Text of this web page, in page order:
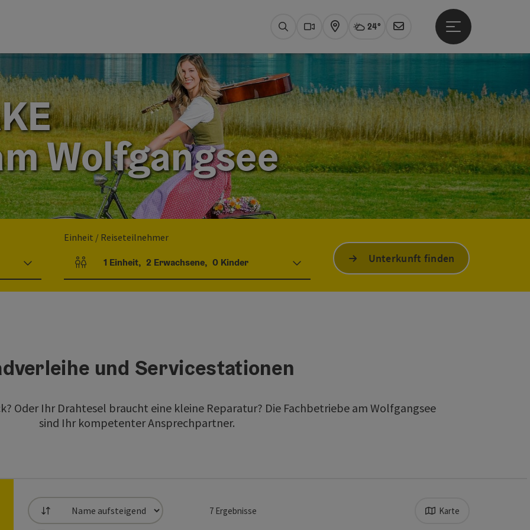
SuchenWebcams
Karte Aktuelles Wetter Wolfgangsee,
24°
Newsletter
Hauptmenü öffnen
Wolfgangsee
Einheit / Reiseteilnehmer
Einheitenanzahl und Personenfelder
1 Einheit, 2 Erwachsene, 0 Kinder Unterkunft finden
und Servicestationen
Oder Ihr Drahtesel braucht eine kleine Reparatur? Die Fachbetriebe am Wolfgangsee
sind Ihr kompetenter Ansprechpartner.
Sortierung 7Ergebnisse Karte